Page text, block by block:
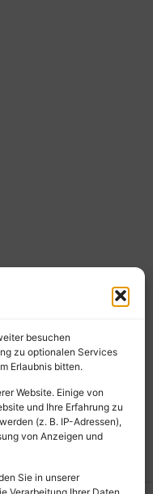
besuchen
zu optionalen Services
Erlaubnis bitten.
Website. Einige von
und Ihre Erfahrung zu
(z. B. IP-Adressen),
von Anzeigen und
Sie in unserer